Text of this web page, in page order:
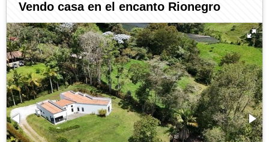
Vendo casa en el encanto Rionegro